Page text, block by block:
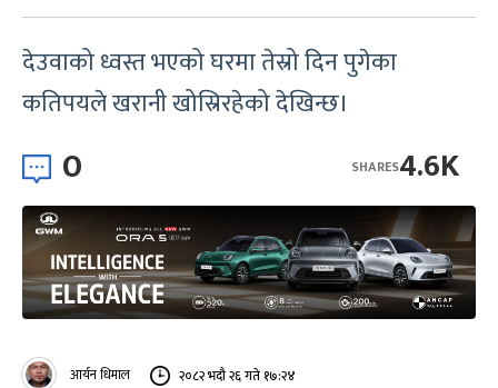
देउवाको ध्वस्त भएको घरमा तेस्रो दिन पुगेका
कतिपयले खरानी खोस्रिरहेको देखिन्छ।
0 4.6K
SHARES
आर्यन धिमाल २०८२ भदौ २६ गते १७:२४